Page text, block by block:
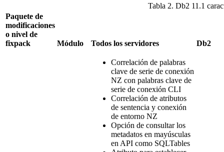
Tabla 2. Db2 11.1
Paquete de
modificaciones
o nivel de
fixpack
Módulo Todos los servidores Db2
Correlación de palabras
clave de serie de conexión
NZ con palabras clave de
serie de conexión CLI
Correlación de atributos
de sentencia y conexión
de entorno NZ
Opción de consultar los
metadatos en mayúsculas
en API como SQLTables